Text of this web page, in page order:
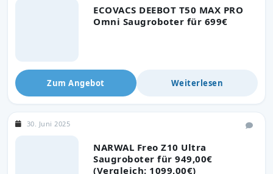
ECOVACS DEEBOT T50 MAX PRO
Omni Saugroboter für 699€
Zum Angebot Weiterlesen
NARWAL Freo Z10 Ultra
Saugroboter für 949,00€
(Vergleich: 1099,00€)
30. Juni 2025